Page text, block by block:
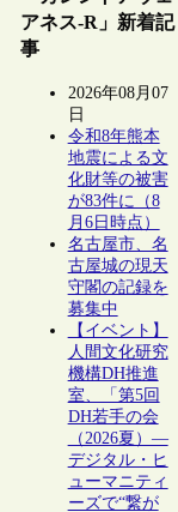
アネス-R」新着記
事
2026年08月07
日
令和8年熊本
地震による文
化財等の被害
が83件に（8
月6日時点）
名古屋市、名
古屋城の現天
守閣の記録を
募集中
【イベント】
人間文化研究
機構DH推進
室、「第5回
DH若手の会
（2026夏）―
デジタル・ヒ
ューマニティ
ーズで“繋が